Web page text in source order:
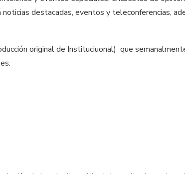
destacadas, eventos y teleconferencias,
original de Instituciuonal) que